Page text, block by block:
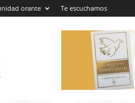
orante Te escuchamos